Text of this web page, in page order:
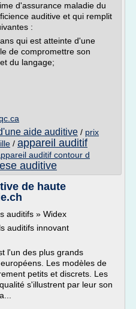
d'assurance maladie du
auditive et qui remplit
:
qui est atteinte d'une
de compromettre son
du langage;
aide auditive / prix
/ appareil auditif
auditif contour d
auditive
de haute
auditifs » Widex
auditifs innovant
l'un des plus grands
Les modèles de
petits et discrets. Les
s'illustrent par leur son